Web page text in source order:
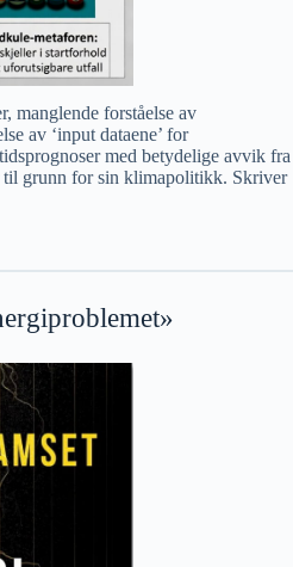
manglende forståelse av
av ‘input dataene’ for
med betydelige avvik fra
til grunn for sin klimapolitikk. Skriver